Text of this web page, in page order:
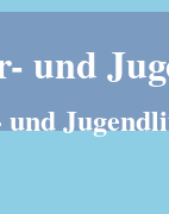
und